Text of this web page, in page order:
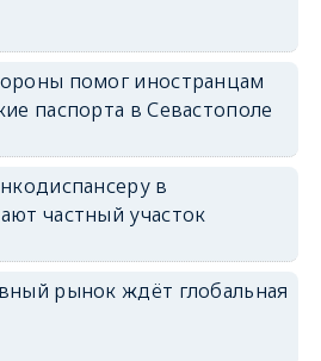
помог иностранцам
паспорта в Севастополе
в
частный участок
рынок ждёт глобальная